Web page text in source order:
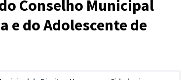
Conselho Municipal
e do Adolescente de